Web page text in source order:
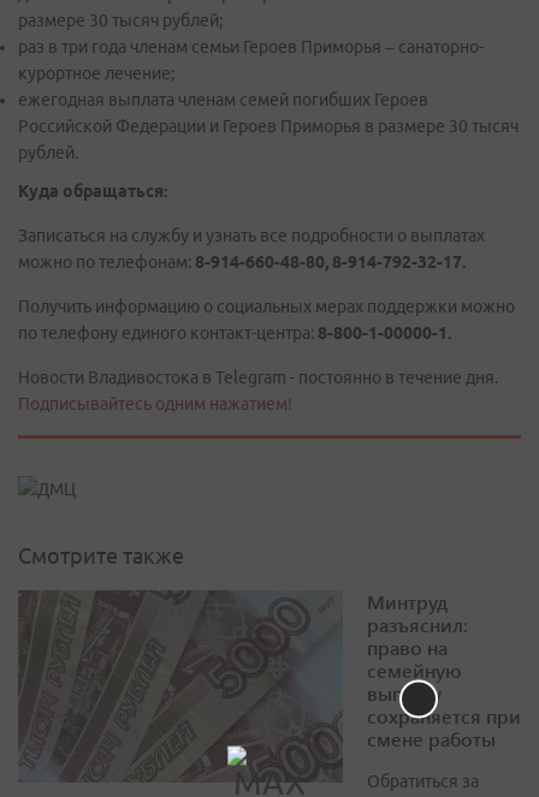
размере 30 тысяч рублей;
раз в три года членам семьи Героев Приморья – санаторно-
курортное лечение;
ежегодная выплата членам семей погибших Героев
Российской Федерации и Героев Приморья в размере 30 тысяч
рублей.
Куда обращаться:
Записаться на службу и узнать все подробности о выплатах
можно по телефонам: 8-914-660-48-80, 8-914-792-32-17.
Получить информацию о социальных мерах поддержки можно
по телефону единого контакт-центра: 8-800-1-00000-1.
Новости Владивостока в Telegram - постоянно в течение дня.
Подписывайтесь одним нажатием!
Смотрите также
Минтруд
разъяснил:
право на
семейную
выплату
сохраняется при
смене работы
Обратиться за